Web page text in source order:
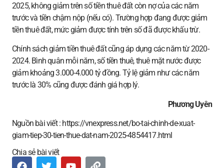
2025, không giảm trên số tiền thuê đất còn nợ của các năm
trước và tiền chậm nộp (nếu có). Trường hợp đang được giảm
tiền thuê đất, mức giảm được tính trên số đã được khấu trừ.
Chính sách giảm tiền thuê đất cũng áp dụng các năm từ 2020-
2024. Bình quân mỗi năm, số tiền thuê, thuê mặt nước được
giảm khoảng 3.000-4.000 tỷ đồng. Tỷ lệ giảm như các năm
trước là 30% cũng được đánh giá hợp lý.
Phương Uyên
Nguồn bài viết : https://vnexpress.net/bo-tai-chinh-de-xuat-
giam-tiep-30-tien-thue-dat-nam-2025-4854417.html
Chia sẻ bài viết